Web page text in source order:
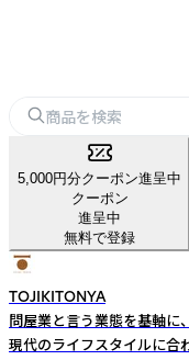
5,000円分クーポン進呈中
クーポン
進呈中
無料で登録
TOJIKITONYA
問屋業と言う業態を基軸に
現代のライフスタイルに合